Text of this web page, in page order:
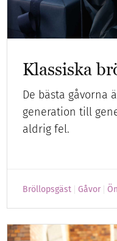
Klassiska
De bästa gåvorna
generation till
aldrig fel.
Bröllopsgäst Gåvor